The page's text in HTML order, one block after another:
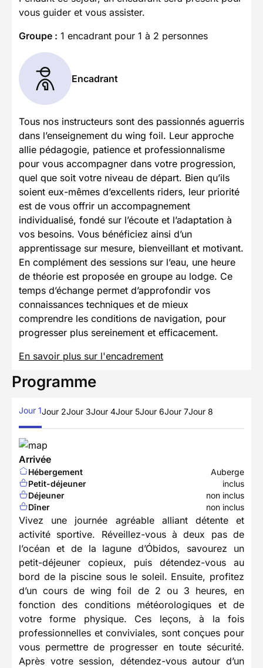
vous guider et vous assister.
Groupe : 1 encadrant pour 1 à 2 personnes
Encadrant
Tous nos instructeurs sont des passionnés aguerris
dans l’enseignement du wing foil. Leur approche
allie pédagogie, patience et professionnalisme
pour vous accompagner dans votre progression,
quel que soit votre niveau de départ. Bien qu’ils
soient eux-mêmes d’excellents riders, leur priorité
est de vous offrir un accompagnement
individualisé, fondé sur l’écoute et l’adaptation à
vos besoins. Vous bénéficiez ainsi d’un
apprentissage sur mesure, bienveillant et motivant.
En complément des sessions sur l’eau, une heure
de théorie est proposée en groupe au lodge. Ce
temps d’échange permet d’approfondir vos
connaissances techniques et de mieux
comprendre les conditions de navigation, pour
progresser plus sereinement et efficacement.
En savoir plus sur l'encadrement
Programme
Jour 1Jour 2Jour 3Jour 4Jour 5Jour 6Jour 7Jour 8
Arrivée
Hébergement
Auberge
Petit-déjeuner
inclus
Déjeuner
non inclus
Dîner
non inclus
Vivez une journée agréable alliant détente et
activité sportive. Réveillez-vous à deux pas de
l’océan et de la lagune d’Óbidos, savourez un
petit-déjeuner copieux, puis détendez-vous au
bord de la piscine sous le soleil. Ensuite, profitez
d’un cours de wing foil de 2 ou 3 heures, en
fonction des conditions météorologiques et de
votre forme physique. Ces leçons, à la fois
professionnelles et conviviales, sont conçues pour
vous permettre de progresser en toute sécurité.
Après votre session, détendez-vous autour d’un